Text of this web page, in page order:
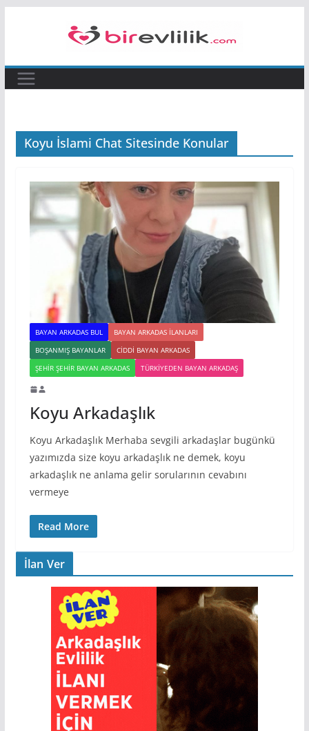
Koyu İslami Chat Sitesinde Konular
BAYAN ARKADAS BUL
BAYAN ARKADAS ILANLARI
BOŞANMIŞ BAYANLAR
CIDDI BAYAN ARKADAS
ŞEHIR ŞEHIR BAYAN ARKADAS
TÜRKIYEDEN BAYAN ARKADAŞ
Koyu Arkadaşlık
Koyu Arkadaşlık Merhaba sevgili arkadaşlar bugünkü
yazımızda size koyu arkadaşlık ne demek, koyu
arkadaşlık ne anlama gelir sorularının cevabını
vermeye
Read More
İlan Ver